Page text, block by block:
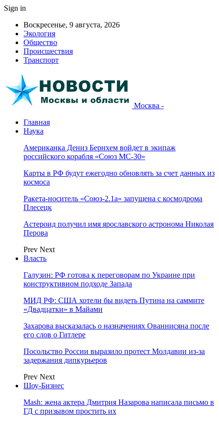
Sign in
Воскресенье, 9 августа, 2026
Экология
Общество
Происшествия
Транспорт
Москва -
Главная
Наука
Американка Дениз Бернхем войдет в экипаж
российского корабля «Союз МС-30»
Карты в РФ будут ежегодно обновлять за счет данных из
космоса
Ракета-носитель «Союз-2.1а» запущена с космодрома
Плесецк
Астероид получил имя ярославского астронома Николая
Перова
Prev Next
Власть
Галузин: РФ готова к переговорам по Украине при
конструктивном подходе Запада
МИД РФ: США хотели бы видеть Путина на саммите
«Двадцатки» в Майами
Захарова высказалась о назначениях Ованнисяна после
его слов о Гитлере
Посольство России выразило протест Молдавии из-за
задержания дипкурьеров
Prev Next
Шоу-Бизнес
Mash: жена актера Дмитрия Назарова написала письмо в
ГД с призывом простить их